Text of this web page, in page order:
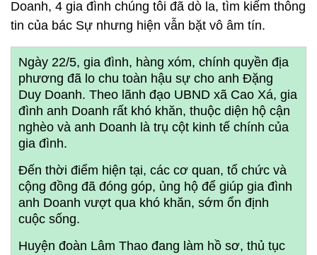
Doanh, 4 gia đình chúng tôi đã dò la, tìm kiếm thông
tin của bác Sự nhưng hiện vẫn bặt vô âm tín.
Ngày 22/5, gia đình, hàng xóm, chính quyền địa
phương đã lo chu toàn hậu sự cho anh Đặng
Duy Doanh. Theo lãnh đạo UBND xã Cao Xá, gia
đình anh Doanh rất khó khăn, thuộc diện hộ cận
nghèo và anh Doanh là trụ cột kinh tế chính của
gia đình.
Đến thời điểm hiện tại, các cơ quan, tổ chức và
cộng đồng đã đóng góp, ủng hộ để giúp gia đình
anh Doanh vượt qua khó khăn, sớm ổn định
cuộc sống.
Huyện đoàn Lâm Thao đang làm hồ sơ, thủ tục